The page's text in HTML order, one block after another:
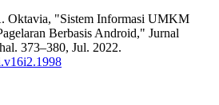
Oktavia, "Sistem Informasi UMKM
Berbasis Android," Jurnal
373–380, Jul. 2022.